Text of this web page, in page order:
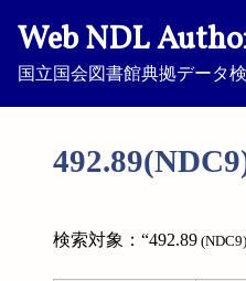
Web NDL
国立国会図書館典拠データ
検索対象：“492.89 (NDC9)